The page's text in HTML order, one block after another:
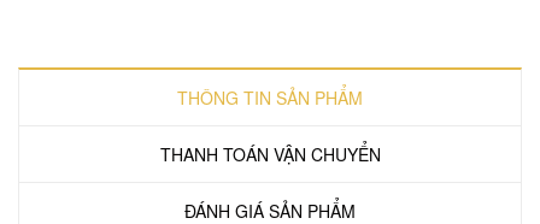
THÔNG TIN SẢN PHẨM
THANH TOÁN VẬN CHUYỂN
ĐÁNH GIÁ SẢN PHẨM